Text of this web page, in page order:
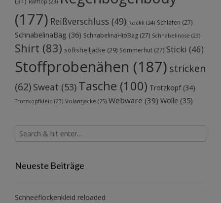
Rafftop (23)
(177) Reißverschluss (49) Röckli (24) Schlafen (27)
SchnabelinaBag (36) SchnabelinaHipBag (27) Schnabelinose (23)
Shirt (83) softshelljacke (29) Sommerhut (27) Sticki (46)
Stoffprobenähen (187) stricken
(62) Sweat (53) Tasche (100) Trotzkopf(34)
Trotzkopfkleid (23) Volantjacke (25) Webware (39) Wolle (35)
Neueste Beiträge
Schneeflockenkleid reloaded